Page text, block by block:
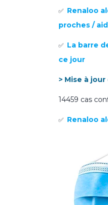
✅ Renaloo
proches /
✅ La barre
ce jour
> Mise à
14459 cas
✅ Renaloo